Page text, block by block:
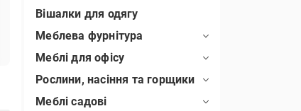
Вішалки для одягу
Меблева фурнітура
Меблі для офісу
Рослини, насіння та горщики
Меблі садові